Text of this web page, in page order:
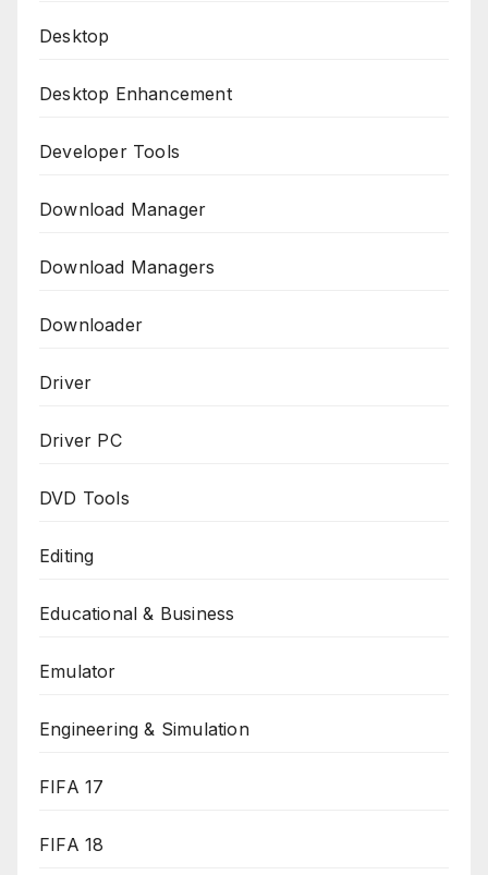
Desktop
Desktop Enhancement
Developer Tools
Download Manager
Download Managers
Downloader
Driver
Driver PC
DVD Tools
Editing
Educational & Business
Emulator
Engineering & Simulation
FIFA 17
FIFA 18